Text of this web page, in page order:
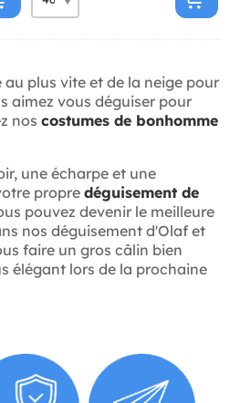
au plus vite et de la neige pour
aimez vous déguiser pour
nos costumes de bonhomme
une écharpe et une
propre déguisement de
pouvez devenir le meilleure
nos déguisement d'Olaf et
faire un gros câlin bien
élégant lors de la prochaine